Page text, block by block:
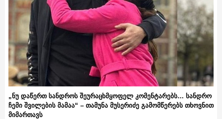
„ნუ დაწერთ სანდროს შეურაცხმყოფელ კომენტარებს… სანდრო
ჩემი შვილების მამაა“ – თამუნა მუსერიძე გამომწერებს თხოვნით
მიმართავს